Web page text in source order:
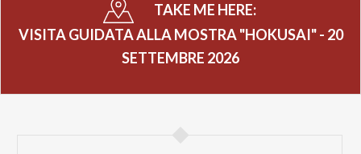
TAKE ME HERE:
VISITA GUIDATA ALLA MOSTRA "HOKUSAI" - 20
SETTEMBRE 2026